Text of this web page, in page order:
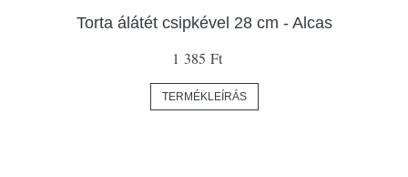
Torta álátét csipkével 28 cm - Alcas
1 385 Ft
TERMÉKLEÍRÁS